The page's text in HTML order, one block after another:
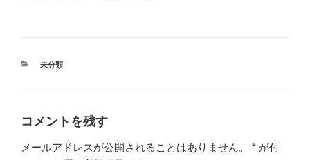
カ
ー
未分類
コメントを残す
メールアドレスが公開されることはありません。 * が付